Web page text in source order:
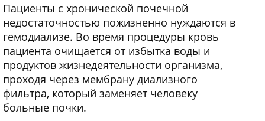
Пациенты с хронической почечной
недостаточностью пожизненно нуждаются в
гемодиализе. Во время процедуры кровь
пациента очищается от избытка воды и
продуктов жизнедеятельности организма,
проходя через мембрану диализного
фильтра, который заменяет человеку
больные почки.